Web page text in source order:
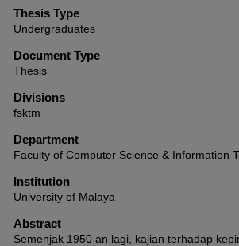
Thesis Type
Undergraduates
Document Type
Thesis
Divisions
fsktm
Department
Faculty of Computer Science & Information
Institution
University of Malaya
Abstract
Semenjak 1950 an lagi, kajian terhadap